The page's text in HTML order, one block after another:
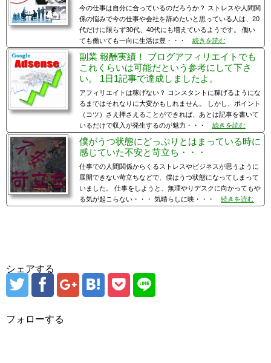
今の仕事は自分に合っているのだろうか？ ストレスや人間関
係の悩みで今の仕事や会社を辞めたいと思っている人は、20
代だけに限らず30代、40代にも増えているようです。 働い
ても働いても一向に生活は豊・・・ 続きを読む
副業 報酬実績！ ブログアフィリエイトでも
これくらいは可能だという参考にして下さ
い。 1日1記事で達成しましたよ。
アフィリエイトは稼げない？ コンスタントに稼げるようにな
るまではそれなりに大変かもしれません。 しかし、ポイント
（コツ）さえ押さえることができれば、あとは記事を書いて
いるだけで収入が発生するのが魅力・・・ 続きを読む
僕がうつ状態にどっぷりとはまっている時に
感じていた不安と苛立ち・・・
仕事での人間関係からくるストレスやビジネスが思うように
展開できない苛立ちなどで、僕はうつ状態になってしまって
いました。 仕事をしようと、無理やりデスクに向かってもや
る気が起こらない・・・ 気晴らしに映・・・ 続きを読む
シェアする
フォローする